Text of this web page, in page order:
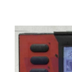
View
Larger
Image